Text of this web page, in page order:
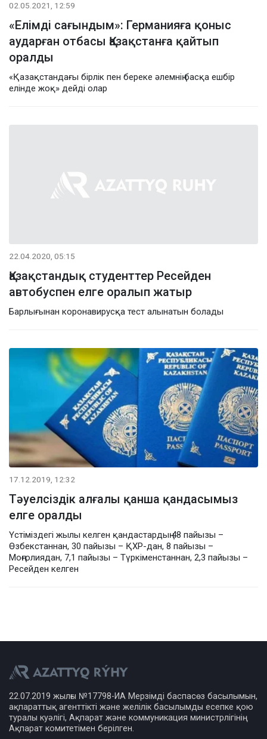
02.05.2021, 12:59
«Елімді сағындым»: Германияға қоныс
аударған отбасы Қазақстанға қайтып
оралды
«Қазақстандағы бірлік пен береке әлемнің басқа ешбір
елінде жоқ» дейді олар
22.04.2020, 05:15
Қазақстандық студенттер Ресейден
автобуспен елге оралып жатыр
Барлығынан коронавирусқа тест алынатын болады
17.12.2019, 12:32
Тәуелсіздік алғалы қанша қандасымыз
елге оралды
Үстіміздегі жылы келген қандастардың 48 пайызы –
Өзбекстаннан, 30 пайызы – ҚХР-дан, 8 пайызы –
Моңғолиядан, 7,1 пайызы – Түркіменстаннан, 2,3 пайызы –
Ресейден келген
22.07.2019 жылғы №17798-ИА Мерзімді баспасөз басылымын,
ақпараттық агенттікті және желілік басылымды есепке қою
туралы куәлігі, Ақпарат және коммуникация министрлігінің
Ақпарат комитетімен берілген.